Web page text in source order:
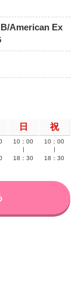
American Ex
日 祝
10：00
18：30
10：00
18：30